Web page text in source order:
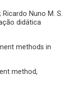
Nuno M. S.
didática
methods in
method,